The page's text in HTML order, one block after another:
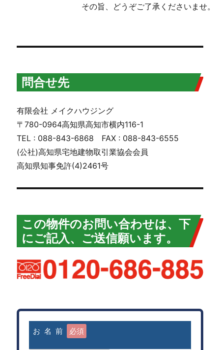
その旨、どうぞご了承くださいませ。
問合せ先
有限会社 メイクハウジング
〒780-0964高知県高知市横内116-1
TEL : 088-843-6868 FAX : 088-843-6555
(公社)高知県宅地建物取引業協会会員
高知県知事免許(4)2461号
この物件のお問い合わせは、下
にご記入、ご送信願います。
お 名 前 必須